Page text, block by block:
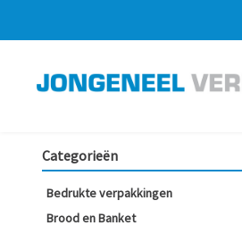
Categorieën
Bedrukte verpakkingen
Brood en Banket